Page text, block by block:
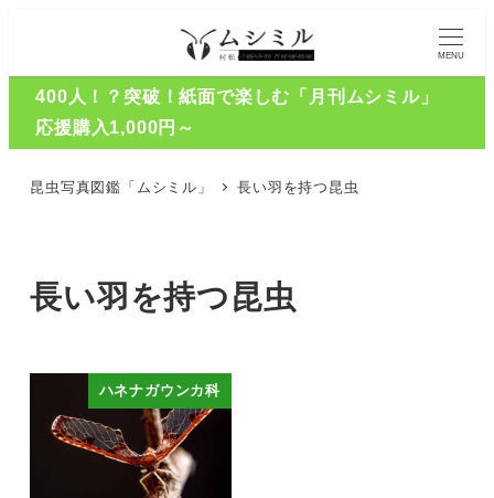
MENU
400人！？突破！紙面で楽しむ「月刊ムシミル」
応援購入1,000円～
昆虫写真図鑑「ムシミル」 長い羽を持つ昆虫
長い羽を持つ昆虫
ハネナガウンカ科